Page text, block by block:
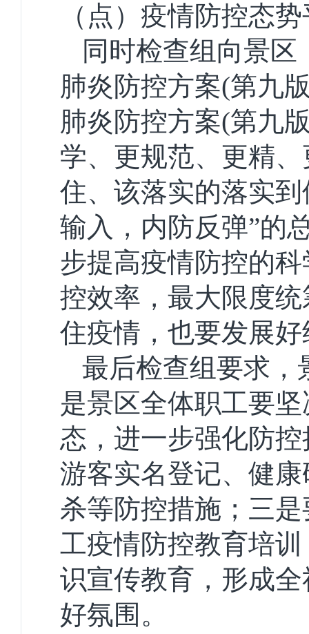
（点）疫情防控态
同时检查组向景
肺炎防控方案(第九
肺炎防控方案(第九
学、更规范、更精
住、该落实的落实
输入，内防反弹”的
步提高疫情防控的
控效率，最大限度
住疫情，也要发展
最后检查组要求，
是景区全体职工要
态，进一步强化防
游客实名登记、健
杀等防控措施；三
工疫情防控教育培
识宣传教育，形成
好氛围。